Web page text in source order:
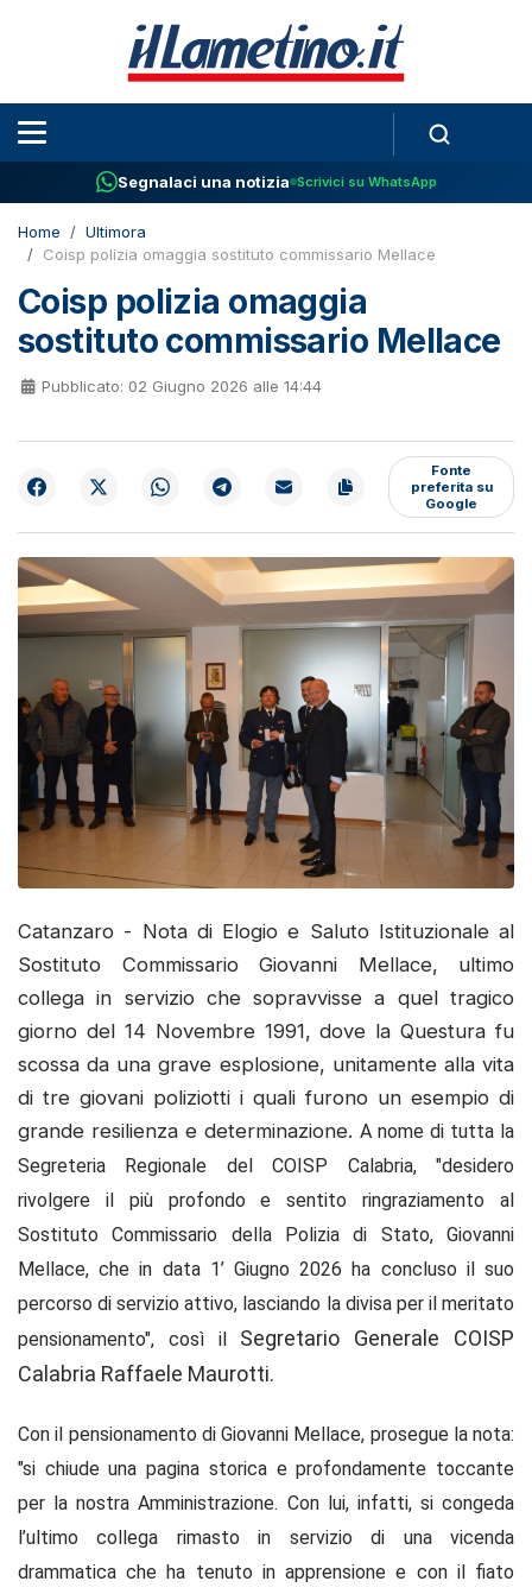
Segnalaci una notizia Scrivici su WhatsApp
Home
Ultimora
Coisp polizia omaggia sostituto commissario Mellace
Coisp polizia omaggia
sostituto commissario Mellace
Pubblicato: 02 Giugno 2026 alle 14:44
Fonte
preferita su
Google
Catanzaro - Nota di Elogio e Saluto Istituzionale al
Sostituto Commissario Giovanni Mellace, ultimo
collega in servizio che sopravvisse a quel tragico
giorno del 14 Novembre 1991, dove la Questura fu
scossa da una grave esplosione, unitamente alla vita
di tre giovani poliziotti i quali furono un esempio di
grande resilienza e determinazione. A nome di tutta la
Segreteria Regionale del COISP Calabria, "desidero
rivolgere il più profondo e sentito ringraziamento al
Sostituto Commissario della Polizia di Stato, Giovanni
Mellace, che in data 1’ Giugno 2026 ha concluso il suo
percorso di servizio attivo, lasciando la divisa per il meritato
pensionamento", così ilSegretario Generale COISP
Calabria Raffaele Maurotti.
Con il pensionamento di Giovanni Mellace, prosegue la nota:
"si chiude una pagina storica e profondamente toccante
per la nostra Amministrazione. Con lui, infatti, si congeda
l’ultimo collega rimasto in servizio di una vicenda
drammatica che ha tenuto in apprensione e con il fiato